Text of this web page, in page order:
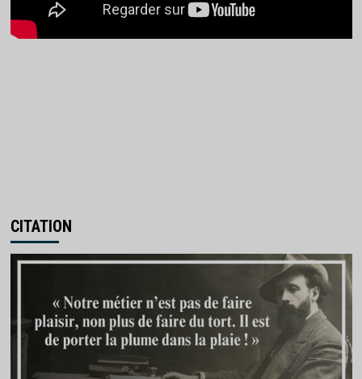
CITATION